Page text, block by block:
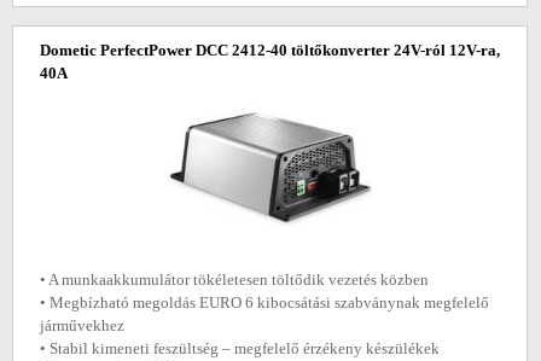
Dometic PerfectPower DCC 2412-40 töltőkonverter 24V-ról 12V-ra,
40A
• A munkaakkumulátor tökéletesen töltődik vezetés közben
• Megbízható megoldás EURO 6 kibocsátási szabványnak megfelelő
járművekhez
• Stabil kimeneti feszültség – megfelelő érzékeny készülékek